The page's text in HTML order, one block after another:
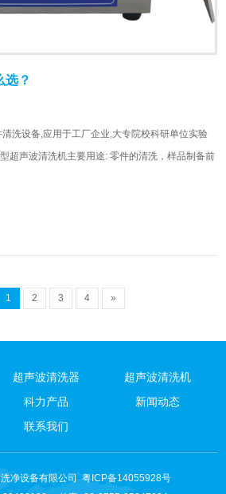
选？
洗设备,应用于工厂企业,大专院校科研单位实验
超声波清洗机主要用途: 零件的清洗，样品制备前
1 2 3 4 »
超声波清洗器
超声波清洗机
科力产品
新闻动态
联系我们
净设备有限公司粤ICP备14055928号